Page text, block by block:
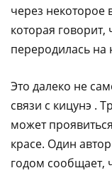
через некоторое
которая говорит,
переродилась на
Это далеко не
связи с кицунэ .
может
красе. Один
годом сообщает,